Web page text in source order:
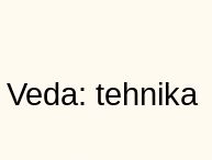
Veda: tehnika